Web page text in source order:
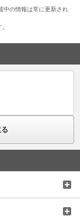
中の情報は常に更新され